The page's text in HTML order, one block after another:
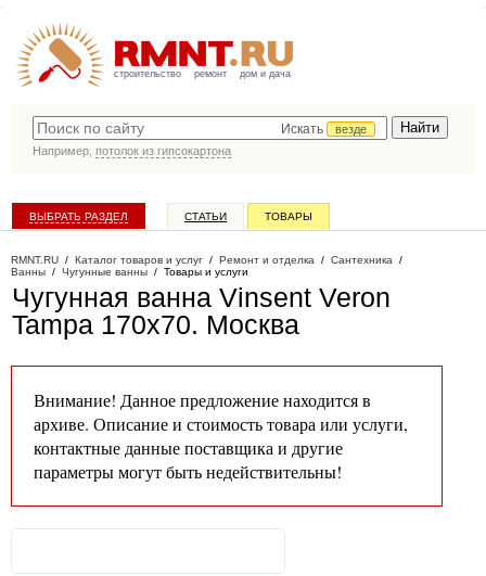
строительство ремонт дом и дача
Искать
везде
Например, потолок из гипсокартона
ВЫБРАТЬ РАЗДЕЛ СТАТЬИ ТОВАРЫ
RMNT.RU / Каталог товаров и услуг / Ремонт и отделка / Сантехника /
Ванны / Чугунные ванны / Товары и услуги
Чугунная ванна Vinsent Veron
Tampa 170x70. Москва
Внимание! Данное предложение находится в
архиве. Описание и стоимость товара или услуги,
контактные данные поставщика и другие
параметры могут быть недействительны!